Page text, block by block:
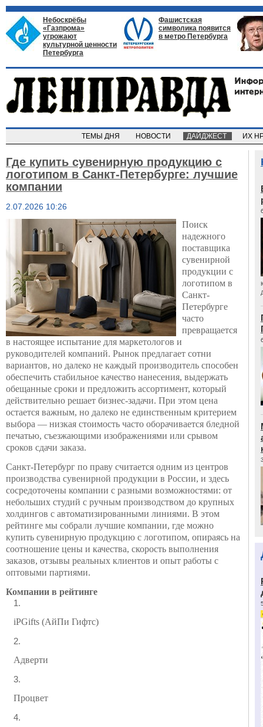
Небоскрёбы
«Газпрома»
угрожают
культурной ценности
Петербурга
Фашистская
символика появится
в метро Петербурга
ТЕМЫ ДНЯ НОВОСТИ ДАЙДЖЕСТ ИХ
Где купить сувенирную продукцию с
логотипом в Санкт-Петербурге: лучшие
компании
2.07.2026 10:26
Поиск
надежного
поставщика
сувенирной
продукции с
логотипом в
Санкт-
Петербурге
часто
превращается
в настоящее испытание для маркетологов и
руководителей компаний. Рынок предлагает сотни
вариантов, но далеко не каждый производитель способен
обеспечить стабильное качество нанесения, выдержать
обещанные сроки и предложить ассортимент, который
действительно решает бизнес-задачи. При этом цена
остается важным, но далеко не единственным критерием
выбора — низкая стоимость часто оборачивается бледной
печатью, съезжающими изображениями или срывом
сроков сдачи заказа.
Санкт-Петербург по праву считается одним из центров
производства сувенирной продукции в России, и здесь
сосредоточены компании с разными возможностями: от
небольших студий с ручным производством до крупных
холдингов с автоматизированными линиями. В этом
рейтинге мы собрали лучшие компании, где можно
купить сувенирную продукцию с логотипом, опираясь на
соотношение цены и качества, скорость выполнения
заказов, отзывы реальных клиентов и опыт работы с
оптовыми партиями.
Компании в рейтинге
iPGifts (АйПи Гифтс)
Адверти
Процвет